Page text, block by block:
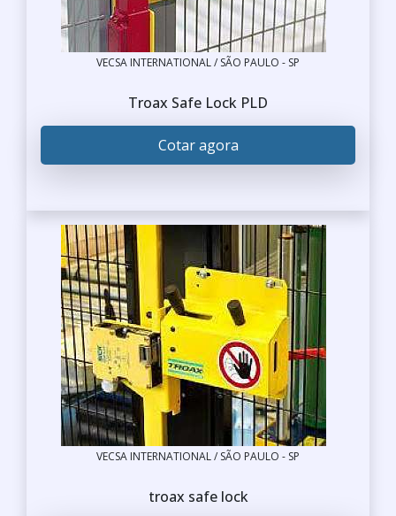
VECSA INTERNATIONAL / SÃO PAULO - SP
Troax Safe Lock PLD
Cotar agora
VECSA INTERNATIONAL / SÃO PAULO - SP
troax safe lock